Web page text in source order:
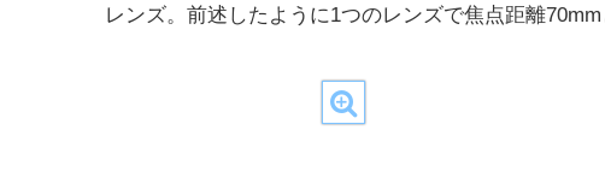
レンズ。前述したように1つのレンズで焦点距離70mm